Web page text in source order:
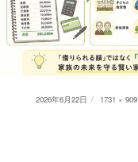
Posted
2026年6月22日
Full
1731 × 909